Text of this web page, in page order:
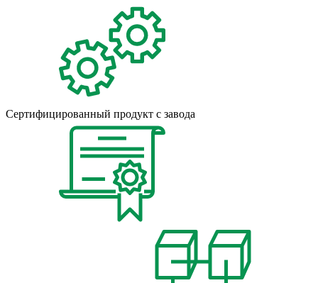
Сертифицированный продукт с завода